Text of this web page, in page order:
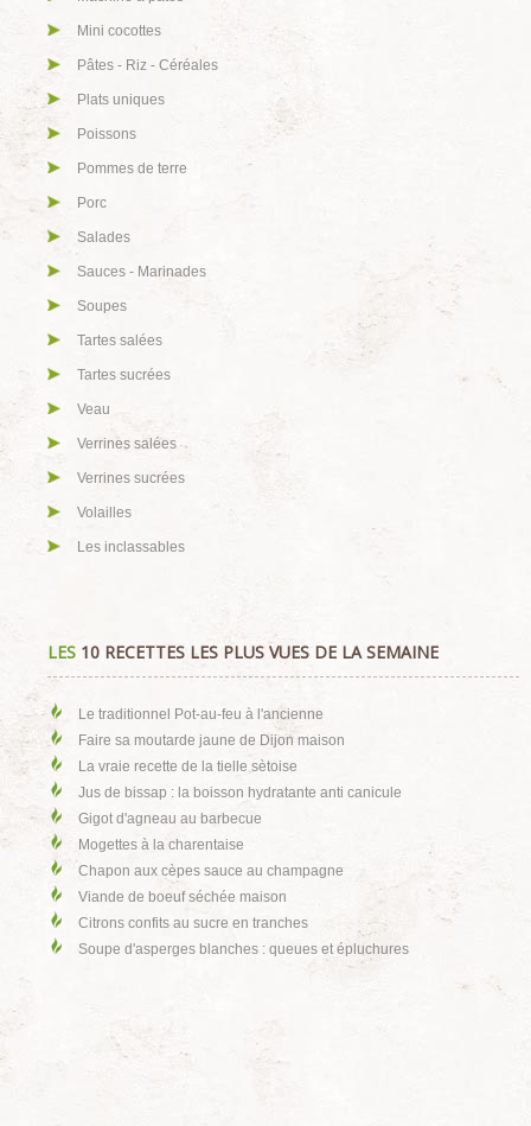
Mini cocottes
Pâtes - Riz - Céréales
Plats uniques
Poissons
Pommes de terre
Porc
Salades
Sauces - Marinades
Soupes
Tartes salées
Tartes sucrées
Veau
Verrines salées
Verrines sucrées
Volailles
Les inclassables
LES 10 RECETTES LES PLUS VUES DE LA SEMAINE
Le traditionnel Pot-au-feu à l'ancienne
Faire sa moutarde jaune de Dijon maison
La vraie recette de la tielle sètoise
Jus de bissap : la boisson hydratante anti canicule
Gigot d'agneau au barbecue
Mogettes à la charentaise
Chapon aux cèpes sauce au champagne
Viande de boeuf séchée maison
Citrons confits au sucre en tranches
Soupe d'asperges blanches : queues et épluchures